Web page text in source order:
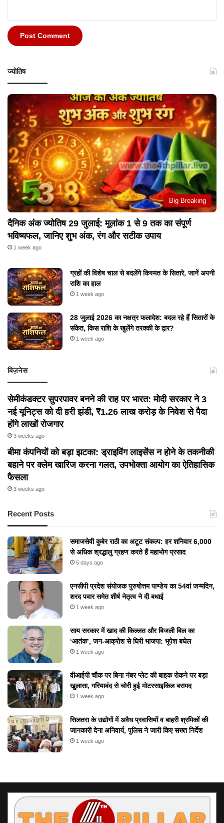
ज्योतिष
Big Breaking
दैनिक अंक ज्योतिष 29 जुलाई: मूलांक 1 से 9 तक का संपूर्ण
भविष्यफल, जानिए शुभ अंक, रंग और सटीक उपाय
1 week ago
ग्रहों की विशेष चाल से बदलेंगे किस्मत के सितारे, जानें अपनी
राशि का हाल
1 week ago
28 जुलाई 2026 का नक्षत्र फलादेश: बदल रहे हैं सितारों के
संकेत, किस राशि के खुलेंगे तरक्की के द्वार?
1 week ago
बिज़नेस
सेमीकंडक्टर सुपरपावर बनने की राह पर भारत: मोदी सरकार ने 3
नई यूनिट्स को दी हरी झंडी, ₹1.26 लाख करोड़ के निवेश से पैदा
होंगे लाखों रोजगार
3 weeks ago
बीमा कंपनियों को बड़ा झटका: ड्राइविंग लाइसेंस न होने के तकनीकी
बहाने पर क्लेम खारिज करना गलत, उपभोक्ता आयोग का ऐतिहासिक
फैसला
3 weeks ago
Recent Posts
समाजसेवी कुबेर राठी का अटूट संकल्प: हर शनिवार 6,000
से अधिक श्रद्धालु ग्रहण करते हैं महाभोग प्रसाद
5 days ago
एनसीपी प्रदेश संयोजक पुरुषोत्तम पाण्डेय का 54वां जन्मदिन,
शरद पवार समेत शीर्ष नेतृत्व ने दी बधाई
1 week ago
​साय सरकार में खाद की किल्लत और बिजली बिल का
‘आतंक’, जन-आक्रोश से घिरी भाजपा: भूपेश बघेल
1 week ago
वीआईपी चौक पर बिना नंबर प्लेट की बाइक रोकने पर बड़ा
खुलासा, गरियाबंद से चोरी हुई मोटरसाइकिल बरामद
1 week ago
सिलतरा के उद्योगों में अवैध प्रवासियों व बाहरी श्रमिकों की
जानकारी देना अनिवार्य, पुलिस ने जारी किए सख्त निर्देश
1 week ago